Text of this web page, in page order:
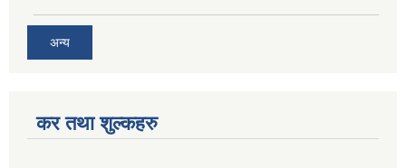
अन्य
कर तथा शुल्कहरु